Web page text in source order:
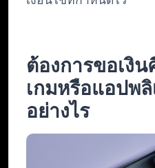
ต้องการขอเงิ
เกมหรือแอปพ
อย่างไร